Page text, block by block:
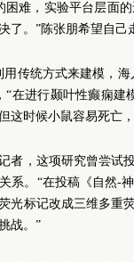
困难，实验平台层面
了。”陈张朋希望自己
传统方式来建模，
“在进行颞叶性癫痫
这时候小鼠容易死亡
者，这项研究曾尝试
系。“在投稿《自然-
光标记改成三维多重
战。”